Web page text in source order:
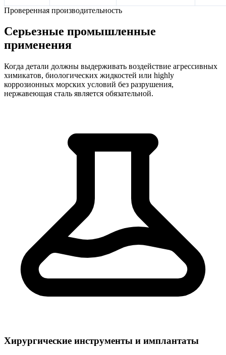
Проверенная производительность
Серьезные промышленные
применения
Когда детали должны выдерживать воздействие агрессивных
химикатов, биологических жидкостей или highly
коррозионных морских условий без разрушения,
нержавеющая сталь является обязательной.
Хирургические инструменты и имплантаты